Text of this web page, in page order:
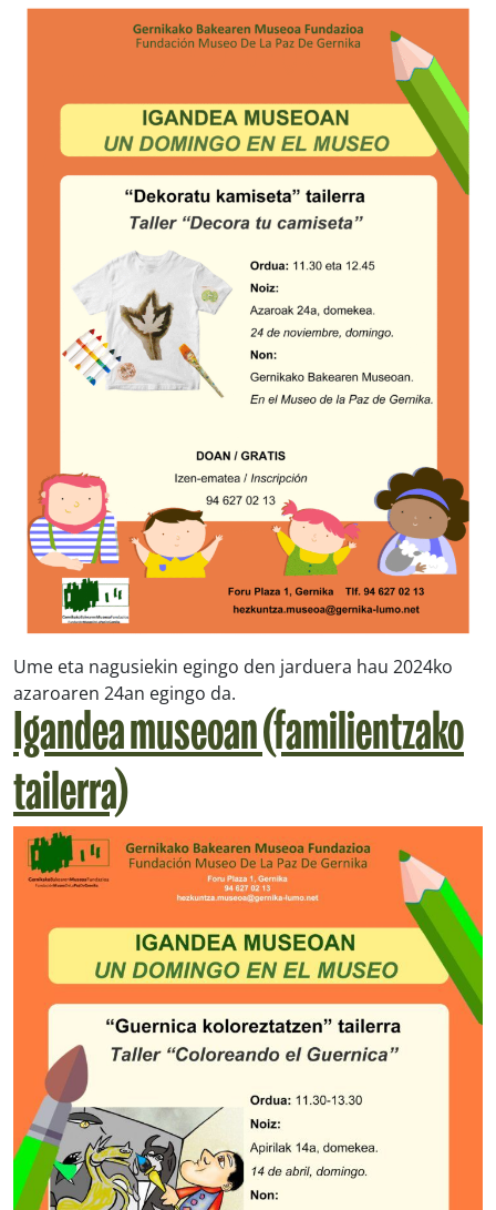
Ume eta nagusiekin egingo den jarduera hau 2024ko
azaroaren 24an egingo da.
Igandea museoan (familientzako
tailerra)